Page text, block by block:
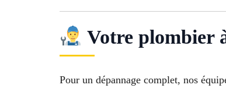
Votre plombier
Pour un dépannage complet, nos